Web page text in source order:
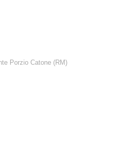
Porzio Catone (RM)